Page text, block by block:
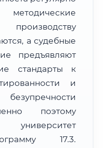
рабочих дней
методические
а судебные
предъявляют
стандарты к
и
поэтому
университет
17.3.